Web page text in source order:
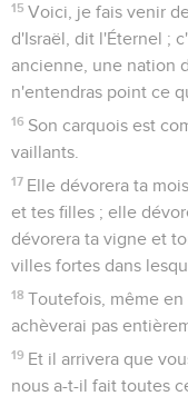
15 Voici, je fais venir
d'Israël, dit l'Éternel ;
ancienne, une nation
n'entendras point ce
16 Son carquois est
vaillants.
17 Elle dévorera ta
et tes filles ; elle
dévorera ta vigne et
villes fortes dans
18 Toutefois, même
achèverai pas
19 Et il arrivera que
nous a-t-il fait toutes